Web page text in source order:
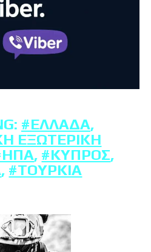
#ΕΛΛΆΔΑ,
ΕΞΩΤΕΡΙΚΉ
, #ΚΎΠΡΟΣ,
, #ΤΟΥΡΚΊΑ